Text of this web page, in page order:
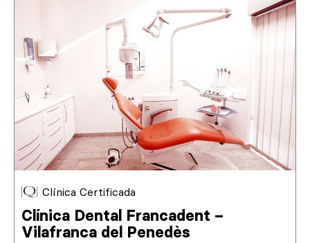
Clínica Certificada
Clínica Dental Francadent –
Vilafranca del Penedès